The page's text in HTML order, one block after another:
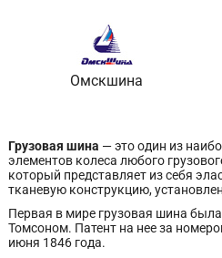
Омскшина
Грузовая шина — это один из
элементов колеса любого
который представляет из себя
тканевую конструкцию,
Первая в мире грузовая шина
Томсоном. Патент на нее за
июня 1846 года.